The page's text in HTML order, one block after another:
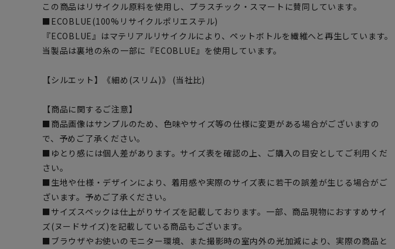
この商品はリサイクル原料を使用し、プラスチック・スマートに賛同しています。
■ECOBLUE(100%リサイクルポリエステル)
『ECOBLUE』はマテリアルリサイクルにより、ペットボトルを繊維へと再生しています。
当製品は裏地の糸の一部に『ECOBLUE』を使用しています。
【シルエット】《細め(スリム)》 (当社比)
【商品に関するご注意】
■商品画像はサンプルのため、色味やサイズ等の仕様に変更がある場合がございますの
で、予めご了承ください。
■ゆとり感には個人差があります。サイズ表を確認の上、ご購入の目安としてご利用くだ
さい。
■生地や仕様・デザインにより、着用感や実際のサイズ表に若干の誤差が生じる場合がご
ざいます。予めご了承ください。
■サイズスペックは仕上がりサイズを記載しております。一部、商品現物におすすめサイ
ズ(ヌードサイズ)を記載している商品もございます。
■ブラウザやお使いのモニター環境、また撮影時の室内外の光加減により、実際の商品と